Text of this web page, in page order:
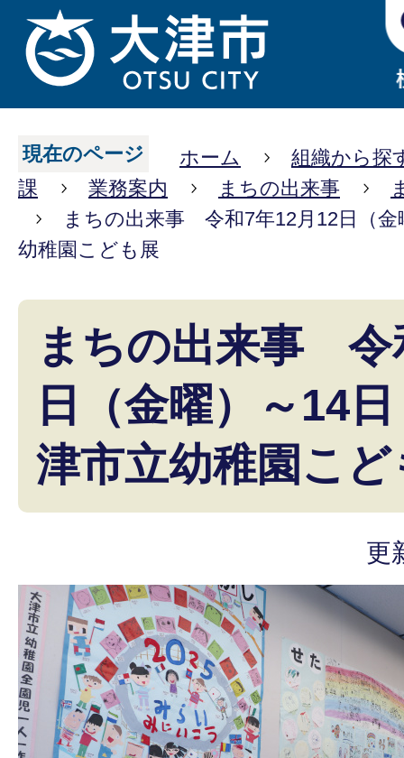
現在のページ ホーム
組織から探
課
業務案内 まちの出来事
まちの出来事 令和7年12月12日（金
幼稚園こども展
まちの出来事 令
日（金曜）～14
津市立幼稚園こど
更